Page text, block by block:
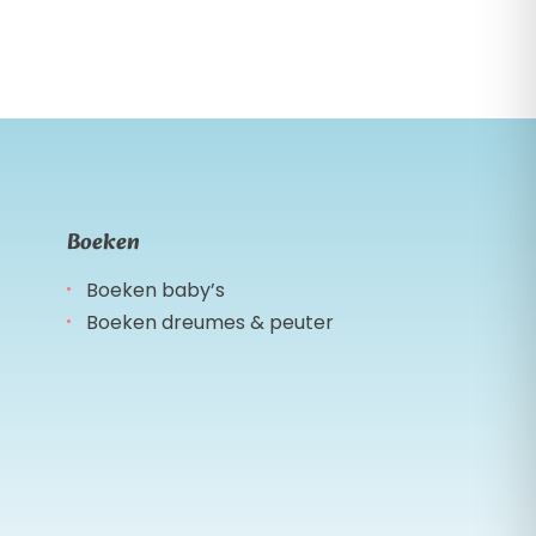
Boeken
Boeken baby’s
Boeken dreumes & peuter